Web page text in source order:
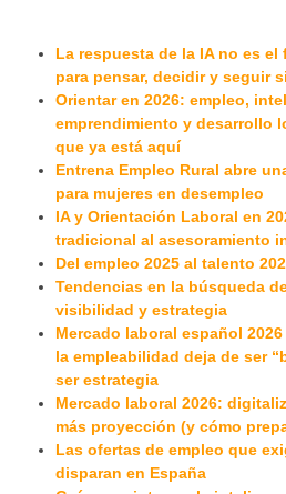
La respuesta de la IA no es
para pensar, decidir y seguir
Orientar en 2026: empleo,
emprendimiento y desarrollo
que ya está aquí
Entrena Empleo Rural abre
para mujeres en desempleo
IA y Orientación Laboral en
tradicional al asesoramiento
Del empleo 2025 al talento
Tendencias en la búsqueda
visibilidad y estrategia
Mercado laboral español
la empleabilidad deja de ser
ser estrategia
Mercado laboral 2026:
más proyección (y cómo
Las ofertas de empleo que
disparan en España